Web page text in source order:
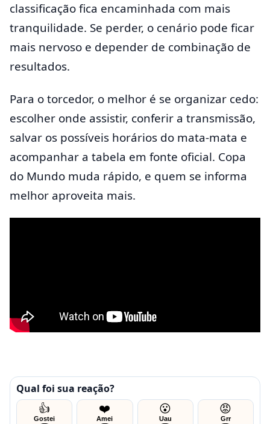
classificação fica encaminhada com mais
tranquilidade. Se perder, o cenário pode ficar
mais nervoso e depender de combinação de
resultados.
Para o torcedor, o melhor é se organizar cedo:
escolher onde assistir, conferir a transmissão,
salvar os possíveis horários do mata-mata e
acompanhar a tabela em fonte oficial. Copa
do Mundo muda rápido, e quem se informa
melhor aproveita mais.
Qual foi sua reação?
👍
Gostei
❤️
Amei
😮
Uau
😡
Grr